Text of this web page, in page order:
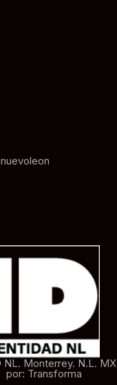
NL. Monterrey. N.L.
por: Transforma